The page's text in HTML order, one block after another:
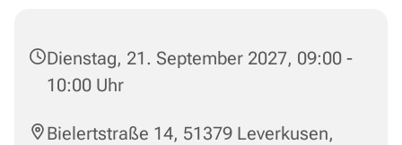
Dienstag, 21. September 2027, 09:00 -
10:00 Uhr
Bielertstraße 14, 51379 Leverkusen,